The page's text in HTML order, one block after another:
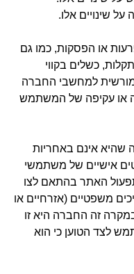
שינויים אלו.
או הפסקות, כמו גם
כשלים בקווי
למחשבי החברה
או עקיפה של המשתמש
שהיא אינם באחריות
אישיים של משתמשי
האתר בהתאם לצו
משפטיים (אזרחיים או
זה החברה היא זו
לצד הטוען כי הוא